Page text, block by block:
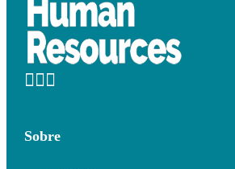
Sobre